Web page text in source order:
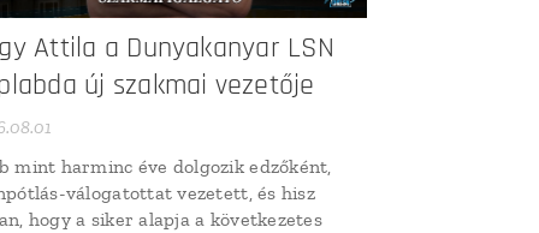
Attila a Dunyakanyar LSN
új szakmai vezetője
mint harminc éve dolgozik edzőként,
válogatottat vezetett, és hisz
hogy a siker alapja a következetes